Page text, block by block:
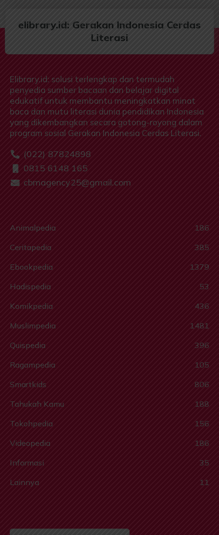
elibrary.id: Gerakan Indonesia Cerdas
Literasi
Elibrary.id: solusi terlengkap dan termudah
penyedia sumber bacaan dan belajar digital
edukatif untuk membantu meningkatkan minat
baca dan mutu literasi dunia pendidikan Indonesia
yang dikembangkan secara gotong-royong dalam
program sosial Gerakan Indonesia Cerdas Literasi.
(022) 87824898
0815 6148 165
cbmagency25@gmail.com
Animalpedia
186
Ceritapedia
385
Ebookpedia
1379
Hadispedia
53
Komikpedia
436
Muslimpedia
1481
Quispedia
396
Ragampedia
105
Smartkids
806
Tahukah Kamu
188
Tokohpedia
156
Videopedia
186
Informasi
35
Lainnya
11